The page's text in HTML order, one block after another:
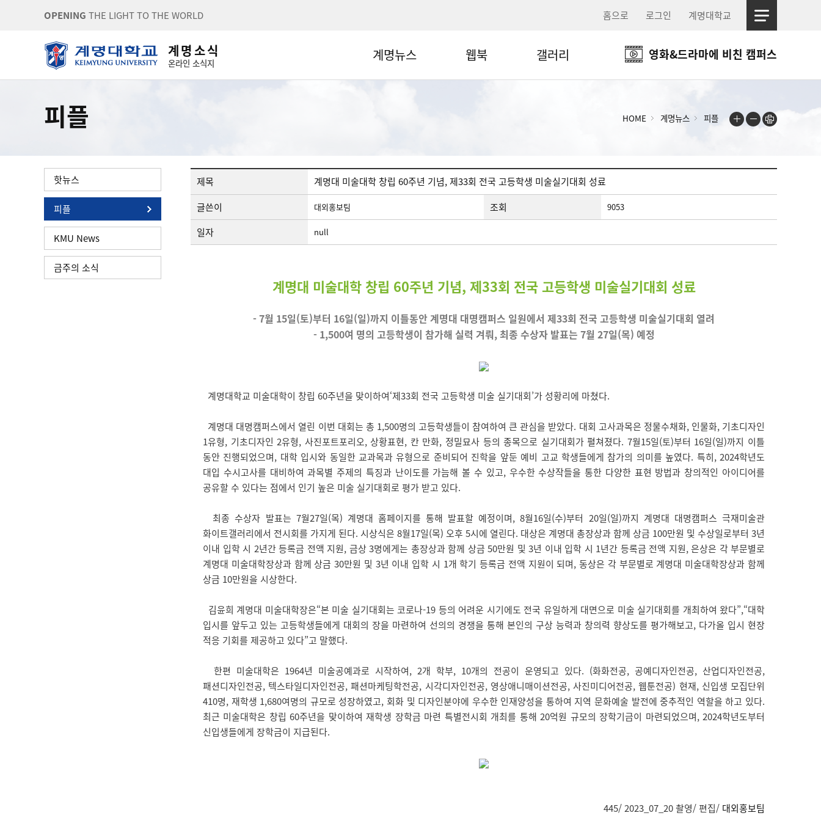
OPENING THE LIGHT TO THE WORLD 홈으로 로그인 계명대학교
계 명 소 식
온라인 소식지 계명뉴스 웹북 갤러리 영화&드라마에 비친 캠퍼스
피플 HOME 계명뉴스 피플
핫뉴스
피플
KMU News
금주의 소식
제목
계명대 미술대학 창립 60주년 기념, 제33회 전국 고등학생 미술실기대회 성료
글쓴이
대외홍보팀 조회 9053
일자 null
계명대 미술대학 창립 60주년 기념, 제33회 전국 고등학생 미술실기대회 성료
- 7월 15일(토)부터 16일(일)까지 이틀동안 계명대 대명캠퍼스 일원에서 제33회 전국 고등학생 미술실기대회 열려
- 1,500여 명의 고등학생이 참가해 실력 겨뤄, 최종 수상자 발표는 7월 27일(목) 예정
계명대학교 미술대학이 창립 60주년을 맞이하여‘제33회 전국 고등학생 미술 실기대회’가 성황리에 마쳤다.
계명대 대명캠퍼스에서 열린 이번 대회는 총 1,500명의 고등학생들이 참여하여 큰 관심을 받았다. 대회 고사과목은 정물수채화, 인물화, 기초디자인
1유형, 기초디자인 2유형, 사진포트포리오, 상황표현, 칸 만화, 정밀묘사 등의 종목으로 실기대회가 펼쳐졌다. 7월15일(토)부터 16일(일)까지 이틀
동안 진행되었으며, 대학 입시와 동일한 교과목과 유형으로 준비되어 진학을 앞둔 예비 고교 학생들에게 참가의 의미를 높였다. 특히, 2024학년도
대입 수시고사를 대비하여 과목별 주제의 특징과 난이도를 가늠해 볼 수 있고, 우수한 수상작들을 통한 다양한 표현 방법과 창의적인 아이디어를
공유할 수 있다는 점에서 인기 높은 미술 실기대회로 평가 받고 있다.
최종 수상자 발표는 7월27일(목) 계명대 홈페이지를 통해 발표할 예정이며, 8월16일(수)부터 20일(일)까지 계명대 대명캠퍼스 극재미술관
화이트갤러리에서 전시회를 가지게 된다. 시상식은 8월17일(목) 오후 5시에 열린다. 대상은 계명대 총장상과 함께 상금 100만원 및 수상일로부터 3년
이내 입학 시 2년간 등록금 전액 지원, 금상 3명에게는 총장상과 함께 상금 50만원 및 3년 이내 입학 시 1년간 등록금 전액 지원, 은상은 각 부문별로
계명대 미술대학장상과 함께 상금 30만원 및 3년 이내 입학 시 1개 학기 등록금 전액 지원이 되며, 동상은 각 부문별로 계명대 미술대학장상과 함께
상금 10만원을 시상한다.
김윤희 계명대 미술대학장은“본 미술 실기대회는 코로나-19 등의 어려운 시기에도 전국 유일하게 대면으로 미술 실기대회를 개최하여 왔다”,“대학
입시를 앞두고 있는 고등학생들에게 대회의 장을 마련하여 선의의 경쟁을 통해 본인의 구상 능력과 창의력 향상도를 평가해보고, 다가올 입시 현장
적응 기회를 제공하고 있다”고 말했다.
한편 미술대학은 1964년 미술공예과로 시작하여, 2개 학부, 10개의 전공이 운영되고 있다. (화화전공, 공예디자인전공, 산업디자인전공,
패션디자인전공, 텍스타일디자인전공, 패션마케팅학전공, 시각디자인전공, 영상애니매이션전공, 사진미디어전공, 웹툰전공) 현재, 신입생 모집단위
410명, 재학생 1,680여명의 규모로 성장하였고, 회화 및 디자인분야에 우수한 인재양성을 통하여 지역 문화예술 발전에 중추적인 역할을 하고 있다.
최근 미술대학은 창립 60주년을 맞이하여 재학생 장학금 마련 특별전시회 개최를 통해 20억원 규모의 장학기금이 마련되었으며, 2024학년도부터
신입생들에게 장학금이 지급된다.
445/ 2023_07_20 촬영/ 편집/ 대외홍보팀